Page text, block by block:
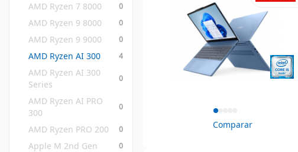
AMD Ryzen 7 8000 0
AMD Ryzen 9 8000 0
AMD Ryzen 9 9000 0
AMD Ryzen AI 300 4
AMD Ryzen AI 300
Series
0
AMD Ryzen AI PRO
300
0
AMD Ryzen PRO 200 0
Apple M 2nd Gen 0
Comparar